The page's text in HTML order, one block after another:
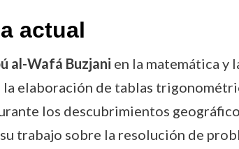
actual
al-Wafá Buzjani en la matemática y
elaboración de tablas
los descubrimientos
trabajo sobre la resolución de